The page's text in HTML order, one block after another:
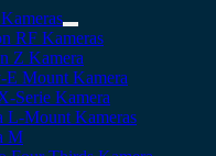
RF Kameras
Z Kamera
E Mount Kamera
Serie Kamera
L-Mount Kameras
M